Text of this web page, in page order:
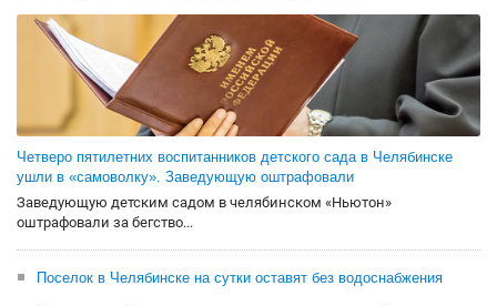
Четверо пятилетних воспитанников детского сада в Челябинске
ушли в «самоволку». Заведующую оштрафовали
Заведующую детским садом в челябинском «Ньютон»
оштрафовали за бегство...
Поселок в Челябинске на сутки оставят без водоснабжения